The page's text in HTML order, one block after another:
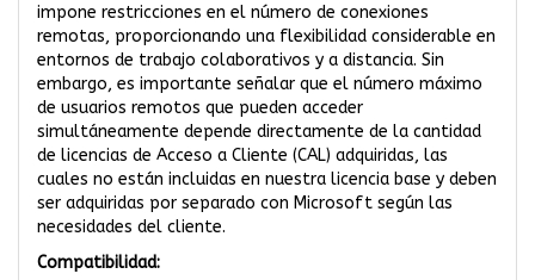
impone restricciones en el número de conexiones
remotas, proporcionando una flexibilidad considerable en
entornos de trabajo colaborativos y a distancia. Sin
embargo, es importante señalar que el número máximo
de usuarios remotos que pueden acceder
simultáneamente depende directamente de la cantidad
de licencias de Acceso a Cliente (CAL) adquiridas, las
cuales no están incluidas en nuestra licencia base y deben
ser adquiridas por separado con Microsoft según las
necesidades del cliente.
Compatibilidad: